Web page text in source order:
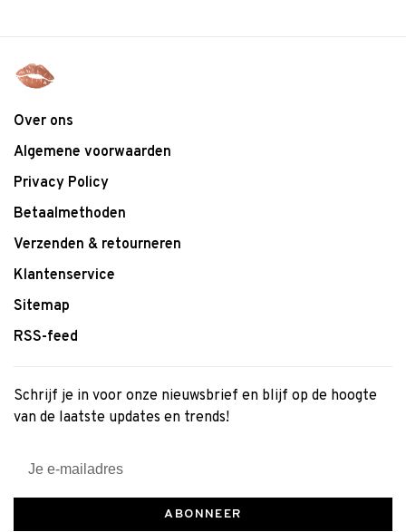
Over ons
Algemene voorwaarden
Privacy Policy
Betaalmethoden
Verzenden & retourneren
Klantenservice
Sitemap
RSS-feed
Schrijf je in voor onze nieuwsbrief en blijf op de hoogte
van de laatste updates en trends!
ABONNEER